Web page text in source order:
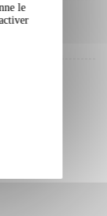
le